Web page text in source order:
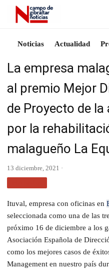
Noticias Actualidad
La empresa
al premio Mejor
de Proyecto de
por la
malagueño La
13 diciembre, 2021 ·
Ituval, empresa con oficinas en
seleccionada como una de las
próximo 16 de diciembre a los
Asociación Española de
como los mejores casos de
Management en nuestro país